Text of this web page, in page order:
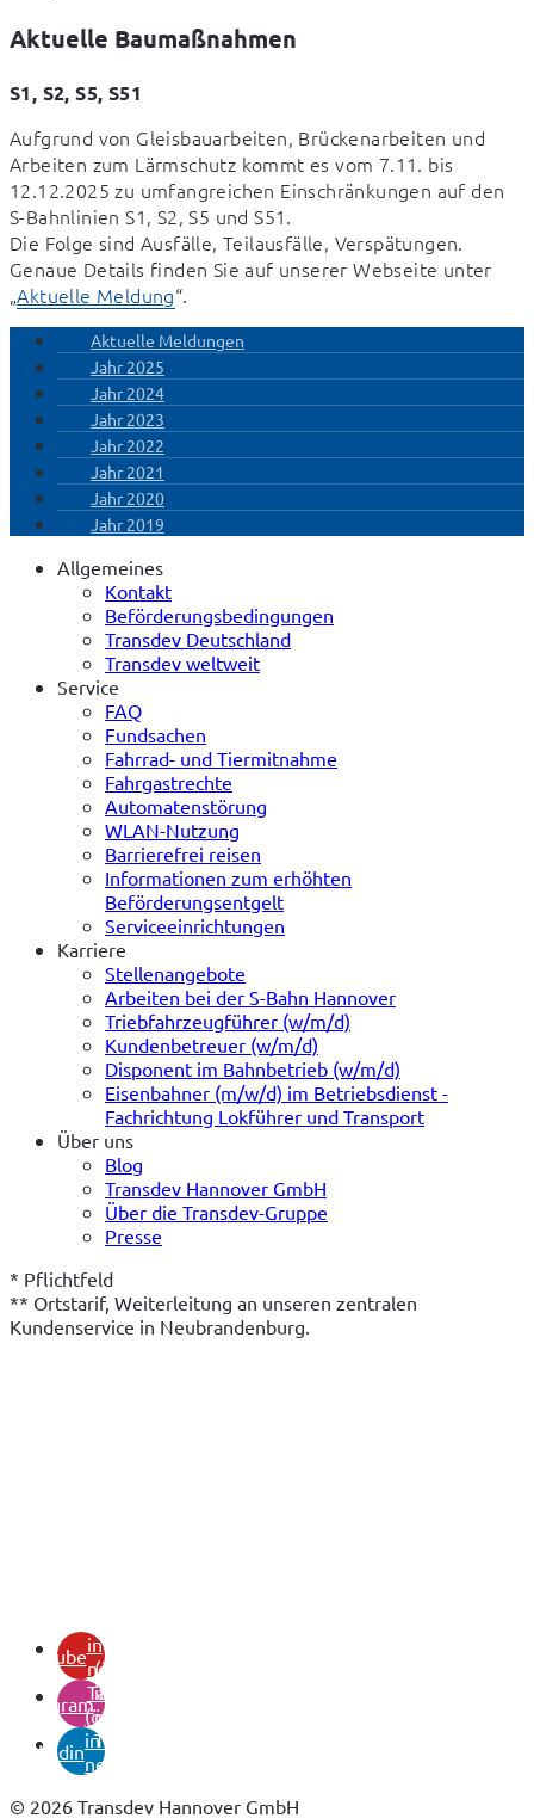
Aktuelle Baumaßnahmen
S1, S2, S5, S51
Aufgrund von Gleisbauarbeiten, Brückenarbeiten und
Arbeiten zum Lärmschutz kommt es vom 7.11. bis
12.12.2025 zu umfangreichen Einschränkungen auf den
S-Bahnlinien S1, S2, S5 und S51.
Die Folge sind Ausfälle, Teilausfälle, Verspätungen.
Genaue Details finden Sie auf unserer Webseite unter
„Aktuelle Meldung“.
Aktuelle Meldungen
Jahr 2025
Jahr 2024
Jahr 2023
Jahr 2022
Jahr 2021
Jahr 2020
Jahr 2019
Allgemeines
Kontakt
Beförderungsbedingungen
Transdev Deutschland
Transdev weltweit
Service
FAQ
Fundsachen
Fahrrad- und Tiermitnahme
Fahrgastrechte
Automatenstörung
WLAN-Nutzung
Barrierefrei reisen
Informationen zum erhöhten
Beförderungsentgelt
Serviceeinrichtungen
Karriere
Stellenangebote
Arbeiten bei der S-Bahn Hannover
Triebfahrzeugführer (w/m/d)
Kundenbetreuer (w/m/d)
Disponent im Bahnbetrieb (w/m/d)
Eisenbahner (m/w/d) im Betriebsdienst -
Fachrichtung Lokführer und Transport
Über uns
Blog
Transdev Hannover GmbH
Über die Transdev-Gruppe
Presse
* Pflichtfeld
** Ortstarif, Weiterleitung an unseren zentralen
Kundenservice in Neubrandenburg.
youtubein
neuem
Tab)
instagram
(öffnet
in
neuem
Tab)
linkedin
(öffnet
in
neuem
© 2026 Transdev Hannover GmbH